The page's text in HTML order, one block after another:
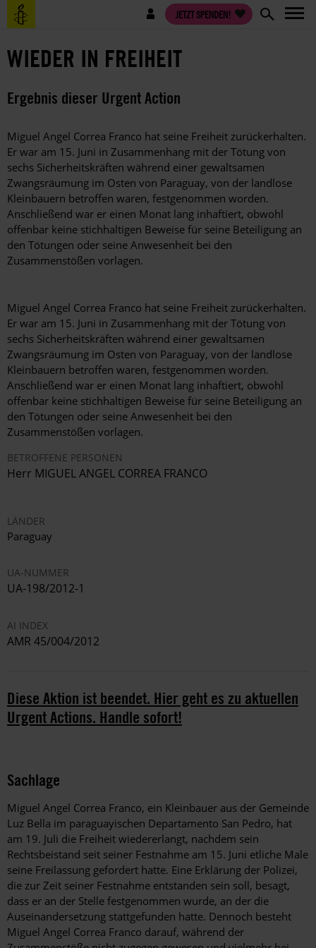
Direkt
zum
Benutzermenü JETZT SPENDEN!
WIEDER IN FREIHEIT
Ergebnis dieser Urgent Action
Miguel Angel Correa Franco hat seine Freiheit zurückerhalten.
Er war am 15. Juni in Zusammenhang mit der Tötung von
sechs Sicherheitskräften während einer gewaltsamen
Zwangsräumung im Osten von Paraguay, von der landlose
Kleinbauern betroffen waren, festgenommen worden.
Anschließend war er einen Monat lang inhaftiert, obwohl
offenbar keine stichhaltigen Beweise für seine Beteiligung an
den Tötungen oder seine Anwesenheit bei den
Zusammenstößen vorlagen.
Miguel Angel Correa Franco hat seine Freiheit zurückerhalten.
Er war am 15. Juni in Zusammenhang mit der Tötung von
sechs Sicherheitskräften während einer gewaltsamen
Zwangsräumung im Osten von Paraguay, von der landlose
Kleinbauern betroffen waren, festgenommen worden.
Anschließend war er einen Monat lang inhaftiert, obwohl
offenbar keine stichhaltigen Beweise für seine Beteiligung an
den Tötungen oder seine Anwesenheit bei den
Zusammenstößen vorlagen.
BETROFFENE PERSONEN
Herr MIGUEL ANGEL CORREA FRANCO
LÄNDER
Paraguay
UA-NUMMER
UA-198/2012-1
AI INDEX
AMR 45/004/2012
Diese Aktion ist beendet. Hier geht es zu aktuellen
Urgent Actions. Handle sofort!
Sachlage
Miguel Angel Correa Franco, ein Kleinbauer aus der Gemeinde
Luz Bella im paraguayischen Departamento San Pedro, hat
am 19. Juli die Freiheit wiedererlangt, nachdem sein
Rechtsbeistand seit seiner Festnahme am 15. Juni etliche Male
seine Freilassung gefordert hatte. Eine Erklärung der Polizei,
die zur Zeit seiner Festnahme entstanden sein soll, besagt,
dass er an der Stelle festgenommen wurde, an der die
Auseinandersetzung stattgefunden hatte. Dennoch besteht
Miguel Angel Correa Franco darauf, während der